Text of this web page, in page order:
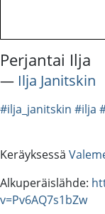
Perjantai Ilja
― Ilja Janitskin
#ilja_janitskin #ilja
Keräyksessä
Alkuperäislähde:
v=Pv6AQ7s1bZw